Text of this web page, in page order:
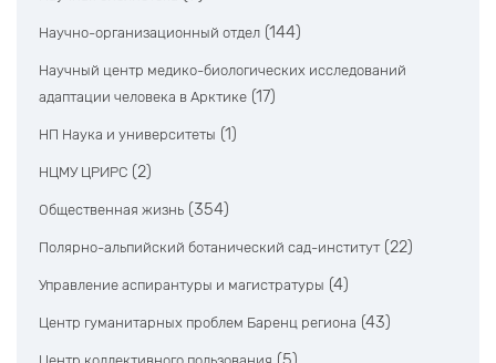
Научно-организационный отдел (144)
Научный центр медико-биологических исследований
адаптации человека в Арктике (17)
НП Наука и университеты (1)
НЦМУ ЦРИРС (2)
Общественная жизнь (354)
Полярно-альпийский ботанический сад-институт (22)
Управление аспирантуры и магистратуры (4)
Центр гуманитарных проблем Баренц региона (43)